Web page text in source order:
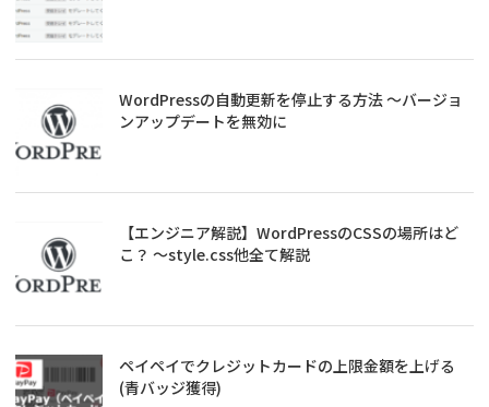
WordPressの自動更新を停止する方法 ～バージョ
ンアップデートを無効に
【エンジニア解説】WordPressのCSSの場所はど
こ？ ～style.css他全て解説
ペイペイでクレジットカードの上限金額を上げる
(青バッジ獲得)